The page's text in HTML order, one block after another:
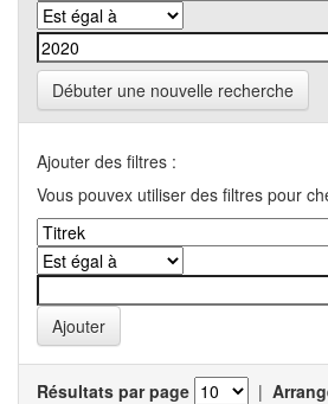
Débuter une nouvelle recherche
Ajouter des filtres :
Vous pouvex utiliser des filtres pour
Résultats par page |